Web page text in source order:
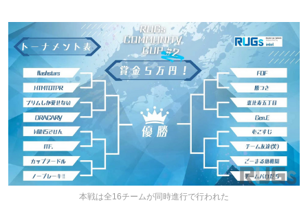
本戦は全16チームが同時進行で行われた